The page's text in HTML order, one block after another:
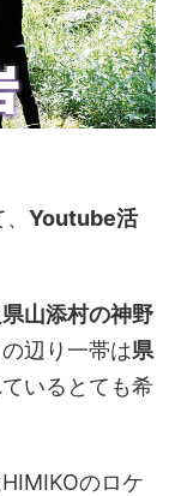
Youtube活
山添村の神野
辺り一帯は県
いるとても希
のロケ